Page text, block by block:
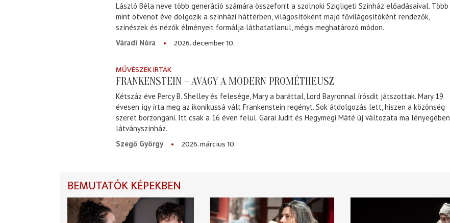
László Béla neve több generáció számára összeforrt a szolnoki Szigligeti Színház előadásaival. Több
mint ötvenöt éve dolgozik a színházi háttérben, világosítóként majd fővilágosítóként rendezők,
színészek és nézők élményeit formálja láthatatlanul, mégis meghatározó módon.
Váradi Nóra
2026. december 10.
MŰVÉSZEK ÍRTÁK
FRANKENSTEIN – AVAGY A MODERN PROMÉTHEUSZ
Kétszáz éve Percy B. Shelley és felesége, Mary a baráttal, Lord Bayronnal írósdit játszottak. Mary 19
évesen így írta meg az ikonikussá vált Frankenstein regényt. Sok átdolgozás lett, hiszen a közönség
szeret borzongani. Itt csak a 16 éven felül. Garai Judit és Hegymegi Máté új változata ma lényegében
látványszínház.
Szegő György
2026. március 10.
BEMUTATÓK KÉPEKBEN